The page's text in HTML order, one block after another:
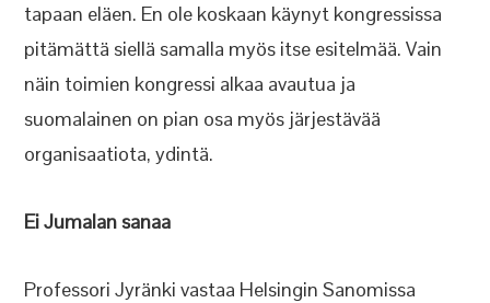
tapaan eläen. En ole koskaan käynyt kongressissa
pitämättä siellä samalla myös itse esitelmää. Vain
näin toimien kongressi alkaa avautua ja
suomalainen on pian osa myös järjestävää
organisaatiota, ydintä.
Ei Jumalan sanaa
Professori Jyränki vastaa Helsingin Sanomissa